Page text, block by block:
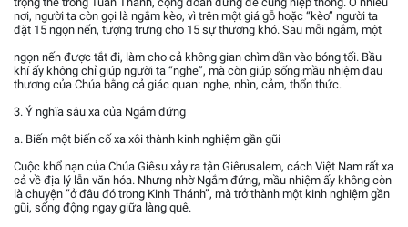
nơi, người ta còn gọi là ngắm kèo, vì trên một giá gỗ hoặc “kèo” người ta
đặt 15 ngọn nến, tượng trưng cho 15 sự thương khó. Sau mỗi ngắm, một
ngọn nến được tắt đi, làm cho cả không gian chìm dần vào bóng tối. Bầu
khí ấy không chỉ giúp người ta “nghe”, mà còn giúp sống mầu nhiệm đau
thương của Chúa bằng cả giác quan: nghe, nhìn, cảm, thổn thức.
3. Ý nghĩa sâu xa của Ngắm đứng
a. Biến một biến cố xa xôi thành kinh nghiệm gần gũi
Cuộc khổ nạn của Chúa Giêsu xảy ra tận Giêrusalem, cách Việt Nam rất xa
cả về địa lý lẫn văn hóa. Nhưng nhờ Ngắm đứng, mầu nhiệm ấy không còn
là chuyện “ở đâu đó trong Kinh Thánh”, mà trở thành một kinh nghiệm gần
gũi, sống động ngay giữa làng quê.